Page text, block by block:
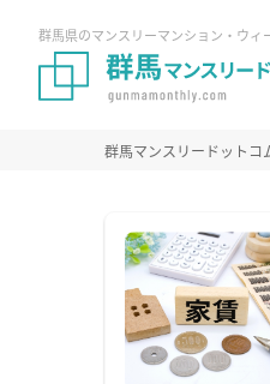
群馬県のマンスリーマンション・ウィ
群馬マンスリードットコ